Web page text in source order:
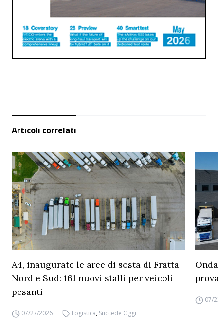
Articoli correlati
A4, inaugurate le aree di sosta di Fratta
Nord e Sud: 161 nuovi stalli per veicoli
pesanti
07/27/2026 Logistica, Succede Oggi
07/